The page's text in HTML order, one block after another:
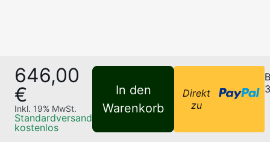
646,00
€
Inkl. 19% MwSt.
Standardversand
kostenlos
In den
Warenkorb
Direkt
zu